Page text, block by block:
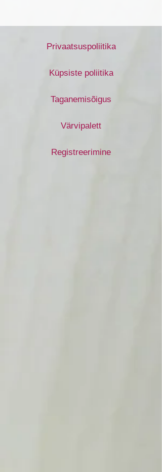
Privaatsuspoliitika
Küpsiste poliitika
Taganemisõigus
Värvipalett
Registreerimine